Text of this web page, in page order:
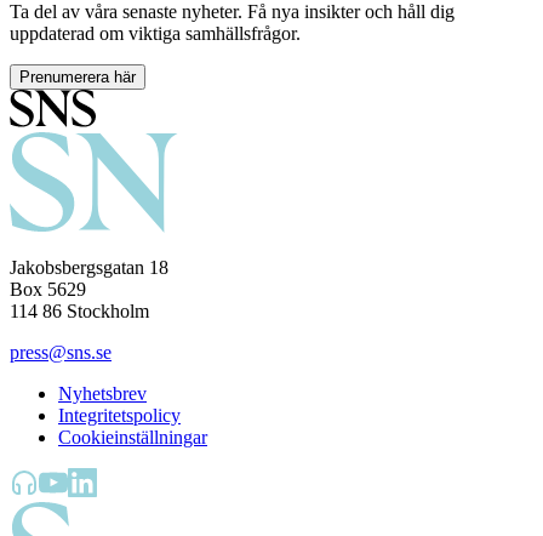
Ta del av våra senaste nyheter. Få nya insikter och håll dig
uppdaterad om viktiga samhällsfrågor.
Prenumerera här
Jakobsbergsgatan 18
Box 5629
114 86 Stockholm
press@sns.se
Nyhetsbrev
Integritetspolicy
Cookieinställningar